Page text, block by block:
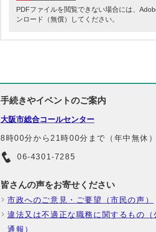
PDFファイルを閲覧できない場合には、
ンロード（無償）してください。
手続きやイベントのご案内
大阪市総合コールセンター
8時00分から21時00分まで（年中無休）
06-4301-7285
皆さんの声をお寄せください
市政へのご意見・ご要望（市民の声）
違法又は不適正な職務に関するもの（
通報）